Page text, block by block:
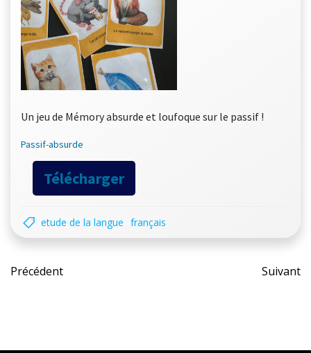
Un jeu de Mémory absurde et loufoque sur le passif !
Passif-absurde
Télécharger
etude de la langue français
Post
Précédent Suivant